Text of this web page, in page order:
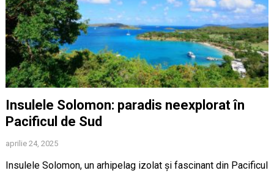
Insulele Solomon: paradis neexplorat în
Pacificul de Sud
aprilie 24, 2025
Insulele Solomon, un arhipelag izolat și fascinant din Pacificul